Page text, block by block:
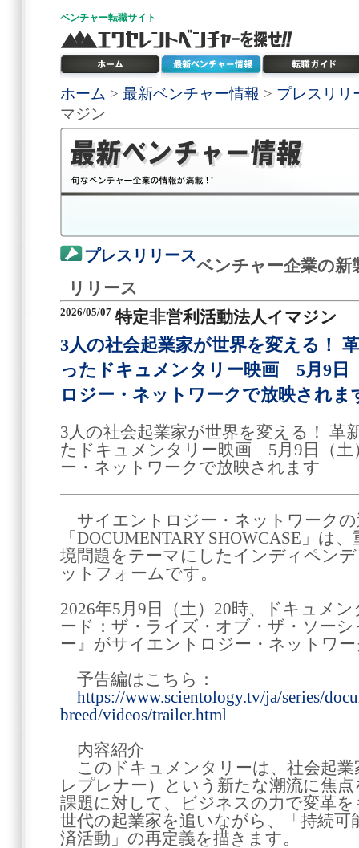
ベンチャー転職サイト
ホーム > 最新ベンチャー情報 > プレスリリ
マジン
プレスリリース
ベンチャー企業の新
リリース
2026/05/07 特定非営利活動法人イマジン
3人の社会起業家が世界を変える！
ったドキュメンタリー映画 5月9
ロジー・ネットワークで放映されま
3人の社会起業家が世界を変える！ 革
たドキュメンタリー映画 5月9日（
ー・ネットワークで放映されます
サイエントロジー・ネットワークの
「DOCUMENTARY SHOWCASE」は
境問題をテーマにしたインディペン
ットフォームです。
2026年5月9日（土）20時、ドキュメ
ード：ザ・ライズ・オブ・ザ・ソー
ー』がサイエントロジー・ネットワ
予告編はこちら：
https://www.scientology.tv/ja/series/
breed/videos/trailer.html
内容紹介
このドキュメンタリーは、社会起業
レプレナー）という新たな潮流に焦
課題に対して、ビジネスの力で変革
世代の起業家を追いながら、「持続可
済活動」の再定義を描きます。